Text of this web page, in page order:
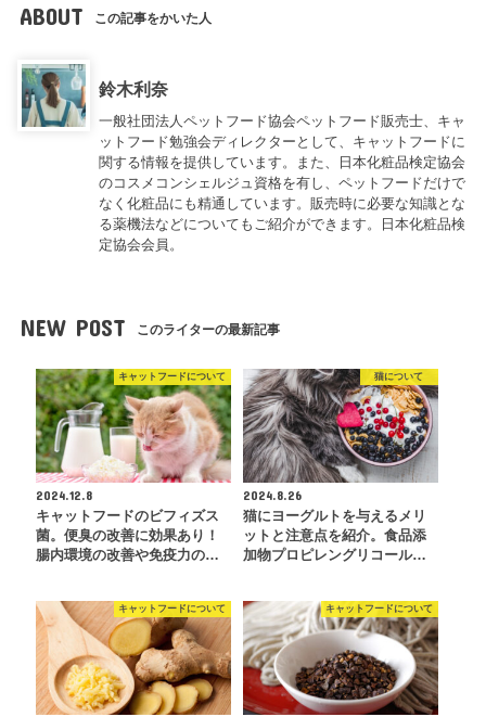
ABOUT この記事をかいた人
鈴木利奈
一般社団法人ペットフード協会ペットフード販売士、キャ
ットフード勉強会ディレクターとして、キャットフードに
関する情報を提供しています。また、日本化粧品検定協会
のコスメコンシェルジュ資格を有し、ペットフードだけで
なく化粧品にも精通しています。販売時に必要な知識とな
る薬機法などについてもご紹介ができます。日本化粧品検
定協会会員。
NEW POST このライターの最新記事
キャットフードについて
2024.12.8
キャットフードのビフィズス
菌。便臭の改善に効果あり！
腸内環境の改善や免疫力の…
猫について
2024.8.26
猫にヨーグルトを与えるメリ
ットと注意点を紹介。食品添
加物プロピレングリコール…
キャットフードについて キャットフードについて